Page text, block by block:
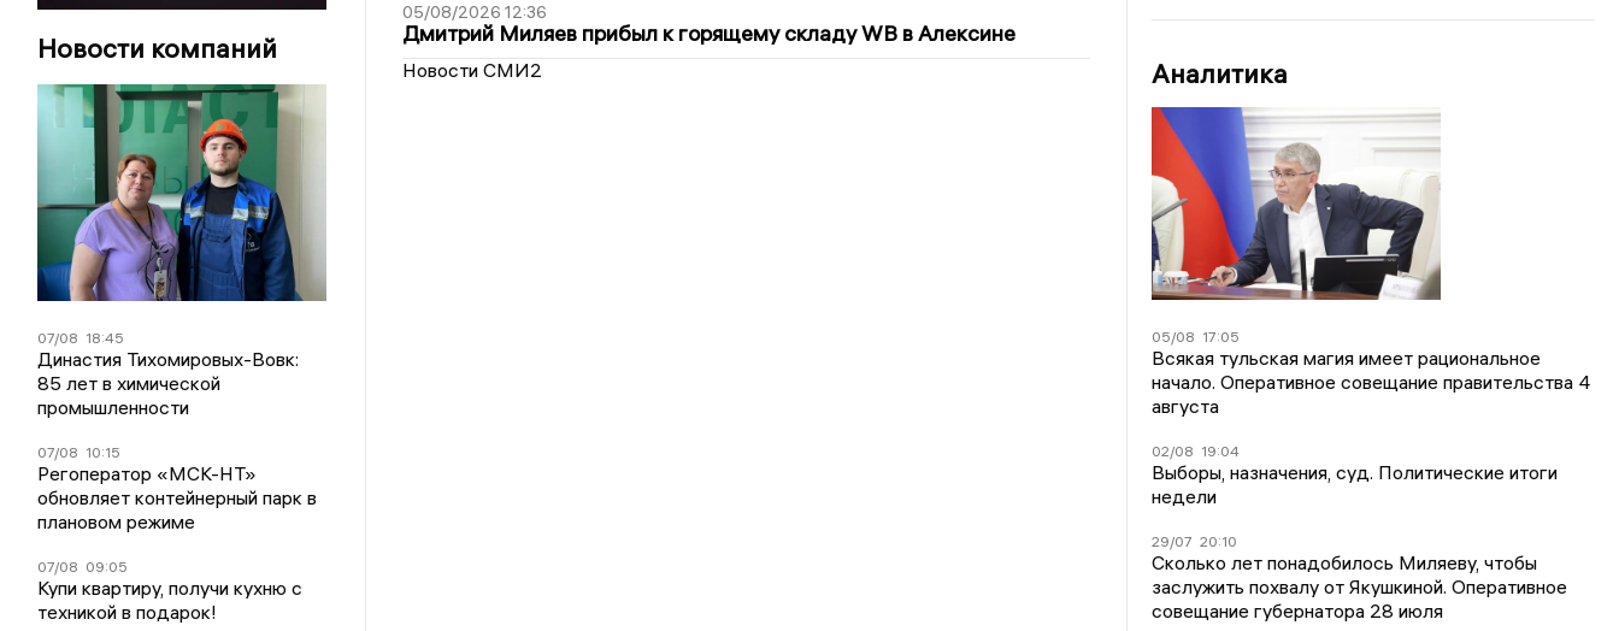
Новости компаний
07/08 18:45
Династия Тихомировых-Вовк:
85 лет в химической
промышленности
07/08 10:15
Регоператор «МСК-НТ»
обновляет контейнерный парк в
плановом режиме
07/08 09:05
Купи квартиру, получи кухню с
техникой в подарок!
05/08/2026 12:36
Дмитрий Миляев прибыл к горящему складу WB в Алексине
Новости СМИ2 Аналитика
05/08 17:05
Всякая тульская магия имеет рациональное
начало. Оперативное совещание правительства 4
августа
02/08 19:04
Выборы, назначения, суд. Политические итоги
недели
29/07 20:10
Сколько лет понадобилось Миляеву, чтобы
заслужить похвалу от Якушкиной. Оперативное
совещание губернатора 28 июля